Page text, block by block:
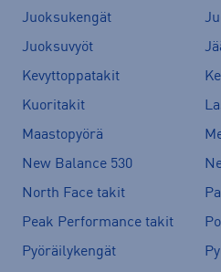
Juoksukengät
Juoksuvyöt
Kevyttoppatakit
Kuoritakit
Maastopyörä
New Balance 530
North Face takit
Peak Performance takit
Pyöräilykengät